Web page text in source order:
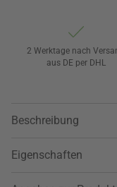
2 Werktage nach
aus DE per DHL
Beschreibung
Eigenschaften